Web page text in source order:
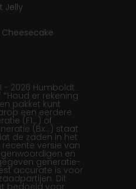
Jelly
- 2026 Humboldt
er rekening
pakket kunt
een eerdere
(F1…) of
(Bx…) staat
de zaden in het
versie van
en
generatie-
accurate is voor
Dit
bedoeld voor